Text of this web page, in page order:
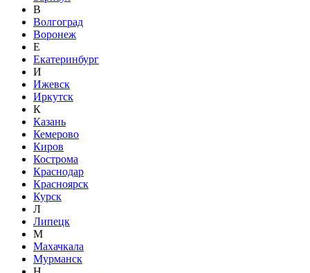
В
Волгоград
Воронеж
Е
Екатеринбург
И
Ижевск
Иркутск
К
Казань
Кемерово
Киров
Кострома
Краснодар
Красноярск
Курск
Л
Липецк
М
Махачкала
Мурманск